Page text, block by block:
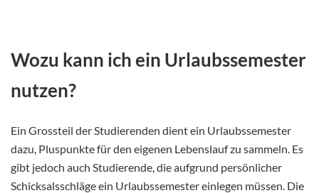
Wozu kann ich ein Urlaubssemester
nutzen?
Ein Grossteil der Studierenden dient ein Urlaubssemester
dazu, Pluspunkte für den eigenen Lebenslauf zu sammeln. Es
gibt jedoch auch Studierende, die aufgrund persönlicher
Schicksalsschläge ein Urlaubssemester einlegen müssen. Die